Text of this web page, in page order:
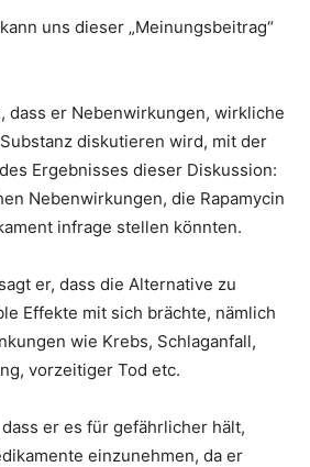
uns dieser „Meinungsbeitrag“
dass er Nebenwirkungen, wirkliche
diskutieren wird, mit der
Ergebnisses dieser Diskussion:
Nebenwirkungen, die Rapamycin
infrage stellen könnten.
er, dass die Alternative zu
Effekte mit sich brächte, nämlich
wie Krebs, Schlaganfall,
vorzeitiger Tod etc.
er es für gefährlicher hält,
einzunehmen, da er